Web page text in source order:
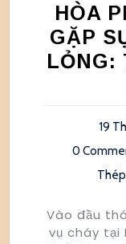
HÒA
GẶP
LỎNG:
19
0
Vào đầu
vụ cháy tại